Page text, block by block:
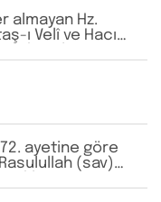
almayan Hz.
ı Velî ve Hacı
ayetine göre
(sav)